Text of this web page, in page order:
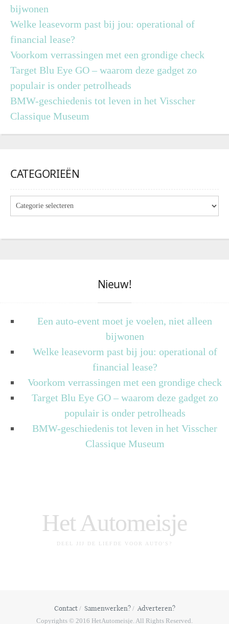
bijwonen
Welke leasevorm past bij jou: operational of
financial lease?
Voorkom verrassingen met een grondige check
Target Blu Eye GO – waarom deze gadget zo
populair is onder petrolheads
BMW-geschiedenis tot leven in het Visscher
Classique Museum
CATEGORIEËN
Nieuw!
Een auto-event moet je voelen, niet alleen
bijwonen
Welke leasevorm past bij jou: operational of
financial lease?
Voorkom verrassingen met een grondige check
Target Blu Eye GO – waarom deze gadget zo
populair is onder petrolheads
BMW-geschiedenis tot leven in het Visscher
Classique Museum
Het Automeisje
DEEL JIJ DE LIEFDE VOOR AUTO'S?
Contact Samenwerken? Adverteren?
Copyrights © 2016 HetAutomeisje. All Rights Reserved.